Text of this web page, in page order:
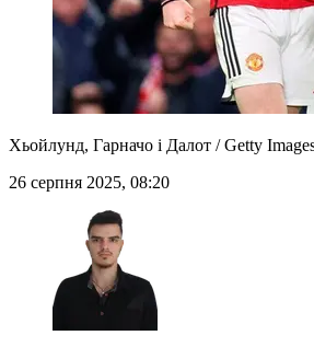
Хьойлунд, Гарначо і Далот / Getty
26 серпня 2025, 08:20